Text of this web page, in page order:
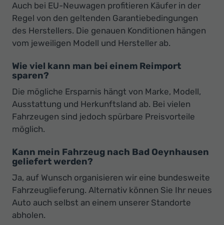
Auch bei EU-Neuwagen profitieren Käufer in der
Regel von den geltenden Garantiebedingungen
des Herstellers. Die genauen Konditionen hängen
vom jeweiligen Modell und Hersteller ab.
Wie viel kann man bei einem Reimport
sparen?
Die mögliche Ersparnis hängt von Marke, Modell,
Ausstattung und Herkunftsland ab. Bei vielen
Fahrzeugen sind jedoch spürbare Preisvorteile
möglich.
Kann mein Fahrzeug nach Bad Oeynhausen
geliefert werden?
Ja, auf Wunsch organisieren wir eine bundesweite
Fahrzeuglieferung. Alternativ können Sie Ihr neues
Auto auch selbst an einem unserer Standorte
abholen.